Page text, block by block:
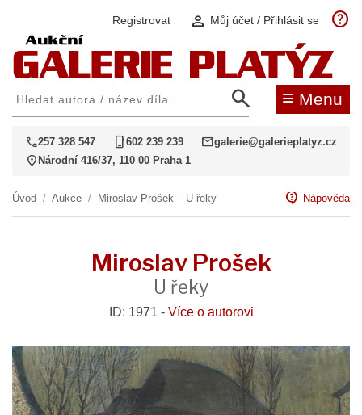
Registrovat person Můj účet / Přihlásit se help
search ≡ Menu
call257 328 547 phone_iphone602 239 239 mailgalerie@galerieplatyz.cz
location_on Národní 416/37, 110 00 Praha 1
Úvod / Aukce / Miroslav Prošek – U řeky contact_support Nápověda
Miroslav Prošek
U řeky
ID: 1971 - Více o autorovi